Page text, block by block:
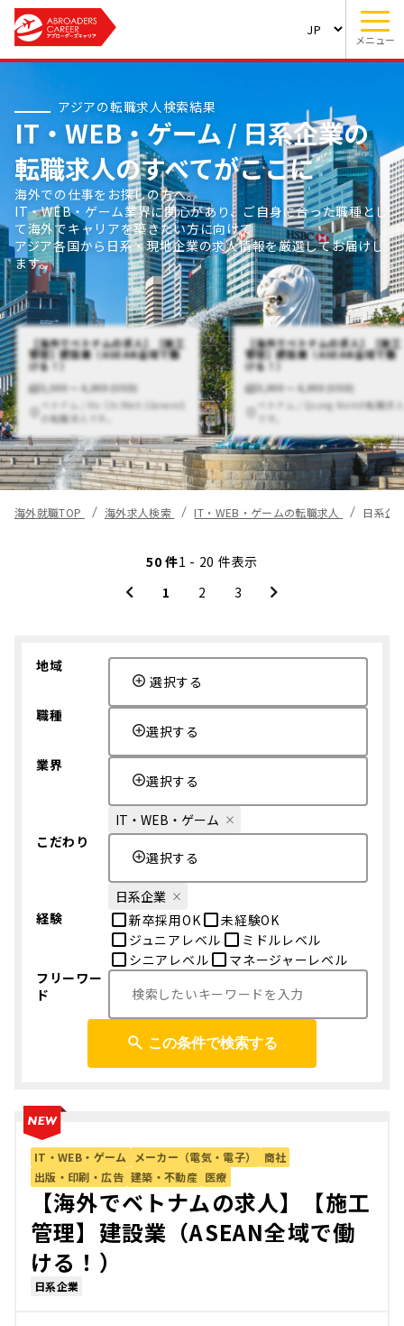
メニュー
アジアの転職求人検索結果
IT・WEB・ゲーム / 日系企業の
転職求人のすべてがここに
海外での仕事をお探しの方へ。
IT・WEB・ゲーム業界に関心があり、ご自身に合った職種とし
て海外でキャリアを築きたい方に向けて
アジア各国から日系・現地企業の求人情報を厳選してお届けし
ます。
【海外でベトナムの求人】【施工
管理】建設業（ASEAN全域で働
ける！）
2,500 〜 6,000 (USD)
ベトナム / Ho Chi Minh (General)
の転職求人です。
【海外でベトナムの求人】【施工
管理】建設業（ASEAN全域で働
ける！）
3,000 〜 6,000 (USD)
ベトナム / Quang Ninhの転職求人
です。
海外就職TOP 海外求人検索 IT・WEB・ゲームの転職求人 日系企
50 件1 - 20 件表示
1
2 3
地域
選択する
職種
選択する
業界
選択する
IT・WEB・ゲーム
こだわり
選択する
日系企業
経験
新卒採用OK
未経験OK
ジュニアレベル
ミドルレベル
シニアレベル
マネージャーレベル
フリーワー
ド
この条件で検索する
IT・WEB・ゲーム メーカー（電気・電子）
商社
出版・印刷・広告 建築・不動産 医療
【海外でベトナムの求人】【施工
管理】建設業（ASEAN全域で働
ける！）
日系企業